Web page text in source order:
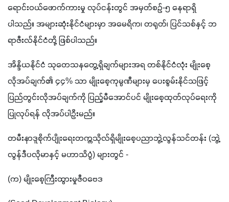
ရောင်းဝယ်ဖောက်ကားမှု လုပ်ငန်းတွင် အမှတ်စဉ်-၅ နေရာရှိ
ပါသည်။ အများဆုံးနိုင်ငံများမှာ အမေရိက၊ တရုတ်၊ ပြင်သစ်နှင့် ဘ
ရာဇီးလ်နိုင်ငံတို့ ဖြစ်ပါသည်။
အိန္ဒိယနိုင်ငံ သုတေသနတွေ့ရှိချက်များအရ တစ်နိုင်ငံလုံး မျိုးစေ့
လိုအပ်ချက်၏ ၄၄% သာ မျိုးစေ့ကုမ္ပဏီများမှ ပေးစွမ်းနိုင်သဖြင့်
ပြည်တွင်းလိုအပ်ချက်ကို ပြည့်မီအောင်ပင် မျိုးစေ့ထုတ်လုပ်ရေးကို
ပြုလုပ်ရန် လိုအပ်ပါဦးမည်။
တမီးနာဒူစိုက်ပျိုးရေးတက္ကသိုလ်ရှိမျိုးစေ့ပညာဘွဲ့လွန်သင်တန်း (ဘွဲ့
လွန်ဒီပလိုမာနှင့် မဟာသိပ္ပံ) များတွင် -
(က) မျိုးစေ့ကြီးထွားမှုဇီဝဗေဒ